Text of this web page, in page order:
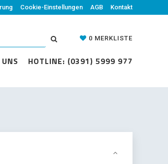
Cookie-Einstellungen AGB Kontakt
0 MERKLISTE
HOTLINE: (0391) 5999 977